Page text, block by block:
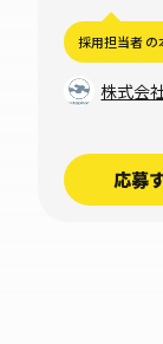
採用担当者 の
株式会
応募